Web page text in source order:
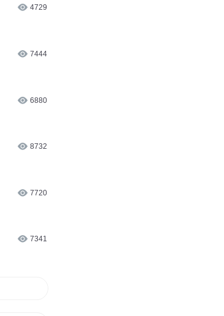
4729
7444
6880
8732
7720
7341